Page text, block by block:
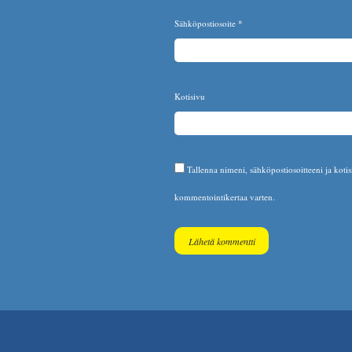
Sähköpostiosoite *
Kotisivu
Tallenna nimeni, sähköpostiosoitteeni ja
kommentointikertaa varten.